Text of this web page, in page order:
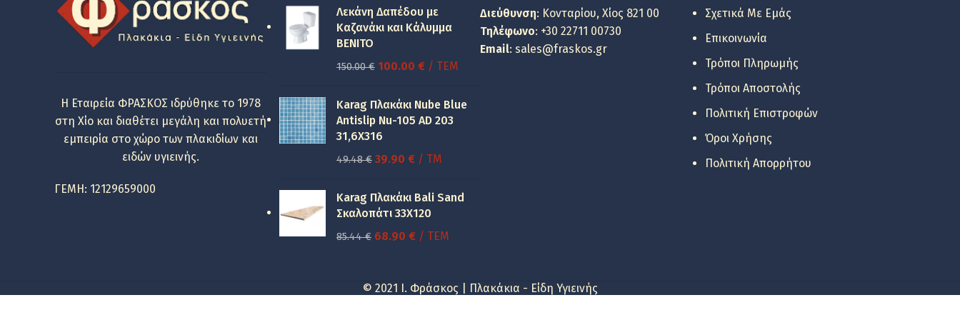
Η Εταιρεία ΦΡΑΣΚΟΣ ιδρύθηκε το 1978
στη Χίο και διαθέτει μεγάλη και πολυετή
εμπειρία στο χώρο των πλακιδίων και
ειδών υγιεινής.
ΓΕΜΗ: 12129659000
Λεκάνη Δαπέδου με
Καζανάκι και Κάλυμμα
BENITO
150.00€ Original
was:
150.00 €.
100.00 €Η
τιμή
είναι:
/ ΤΕΜ
Karag Πλακάκι Nube Blue
Antislip Nu-105 AD 203
31,6X316
49.48€ Original
was:
49.48 €.
39.90 €Η
τιμή
είναι:
39.90 €.
/ TM
Karag Πλακάκι Bali Sand
Σκαλοπάτι 33Χ120
85.44€ Original
85.44 €.
68.90 €Η
είναι:
/ ΤΕΜ
Διεύθυνση: Κονταρίου, Χίος 821 00
Τηλέφωνο: +30 22711 00730
Email: sales@fraskos.gr
Σχετικά Με Εμάς
Επικοινωνία
Τρόποι Πληρωμής
Τρόποι Αποστολής
Πολιτική Επιστροφών
Όροι Χρήσης
Πολιτική Απορρήτου
© 2021 I. Φράσκος | Πλακάκια - Είδη Υγιεινής